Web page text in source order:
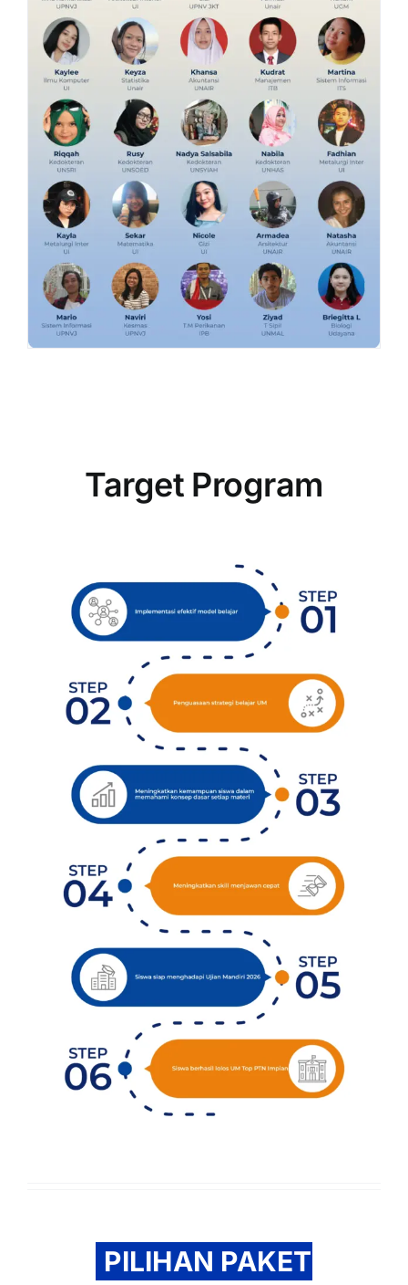
Target Program
PILIHAN PAKET